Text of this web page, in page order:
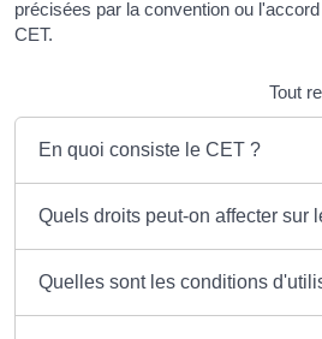
précisées par la convention ou
CET.
Tout
En quoi consiste le CET ?
Quels droits peut-on affecter sur
Quelles sont les conditions